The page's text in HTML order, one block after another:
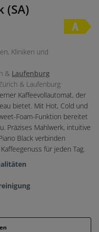
(SA)
Kliniken und
& Laufenburg
& Laufenburg
Kaffeevollautomat, der
bietet. Mit Hot, Cold und
Foam-Funktion bereitet
Präzises Mahlwerk, intuitive
Black verbinden
für jeden Tag.